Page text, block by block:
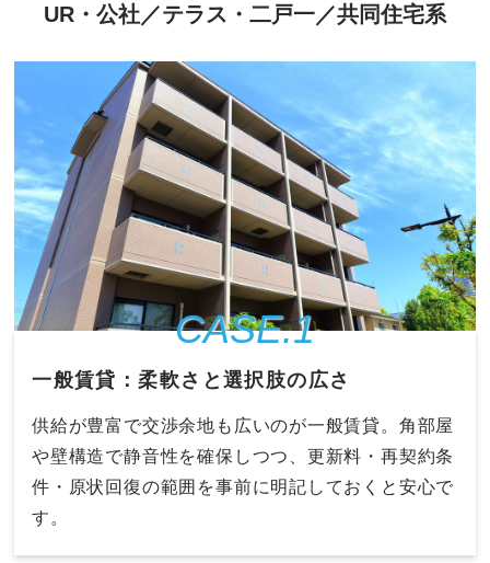
UR・公社／テラス・二戸一／共同住宅系
CASE.1
一般賃貸：柔軟さと選択肢の広さ
供給が豊富で交渉余地も広いのが一般賃貸。角部屋
や壁構造で静音性を確保しつつ、更新料・再契約条
件・原状回復の範囲を事前に明記しておくと安心で
す。